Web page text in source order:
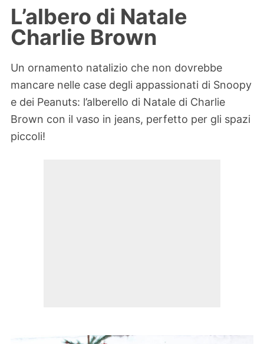
L’albero di Natale
Charlie Brown
Un ornamento natalizio che non dovrebbe
mancare nelle case degli appassionati di Snoopy
e dei Peanuts: l’alberello di Natale di Charlie
Brown con il vaso in jeans, perfetto per gli spazi
piccoli!